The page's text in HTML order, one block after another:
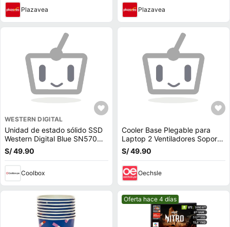
Plazavea Plazavea
WESTERN DIGITAL
Unidad de estado sólido SSD
Western Digital Blue SN570
500GB, M.2, NVMe, PCIe 3.0
S/ 49.90
Coolbox
Cooler Base Plegable para
Laptop 2 Ventiladores Soporta
hasta 17
S/ 49.90
Oechsle
Mejor precio.
Oferta hace 4 días